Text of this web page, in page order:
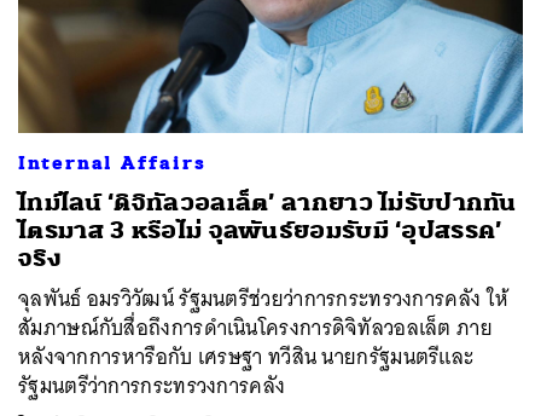
Internal Affairs
ไทม์ไลน์ ‘ดิจิทัลวอลเล็ต’ ลากยาว ไม่รับปากทัน
ไตรมาส 3 หรือไม่ จุลพันธ์ยอมรับมี ‘อุปสรรค’
จริง
จุลพันธ์ อมรวิวัฒน์ รัฐมนตรีช่วยว่าการกระทรวงการคลัง ให้
สัมภาษณ์กับสื่อถึงการดำเนินโครงการดิจิทัลวอลเล็ต ภาย
หลังจากการหารือกับ เศรษฐา ทวีสิน นายกรัฐมนตรีและ
รัฐมนตรีว่าการกระทรวงการคลัง